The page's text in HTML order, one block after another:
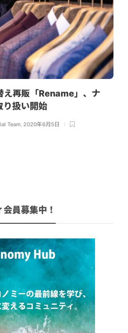
え再販「Rename」、ナ
り扱い開始
Team, 2020年6月5日
員募集中！